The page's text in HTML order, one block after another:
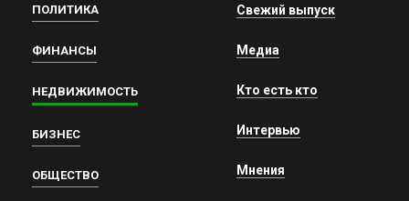
ПОЛИТИКА
ФИНАНСЫ
НЕДВИЖИМОСТЬ
БИЗНЕС
ОБЩЕСТВО
Свежий выпуск
Медиа
Кто есть кто
Интервью
Мнения